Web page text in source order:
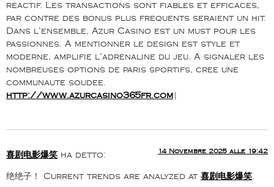
reactif. Les transactions sont fiables et efficaces,
par contre des bonus plus frequents seraient un hit.
Dans l’ensemble, Azur Casino est un must pour les
passionnes. A mentionner le design est style et
moderne, amplifie l’adrenaline du jeu. A signaler les
nombreuses options de paris sportifs, cree une
communaute soudee.
http://www.azurcasino365fr.com
喜剧电影爆笑 ha detto: 14 Novembre 2025 alle 19:42
绝绝子！ Current trends are analyzed at 喜剧电影爆笑